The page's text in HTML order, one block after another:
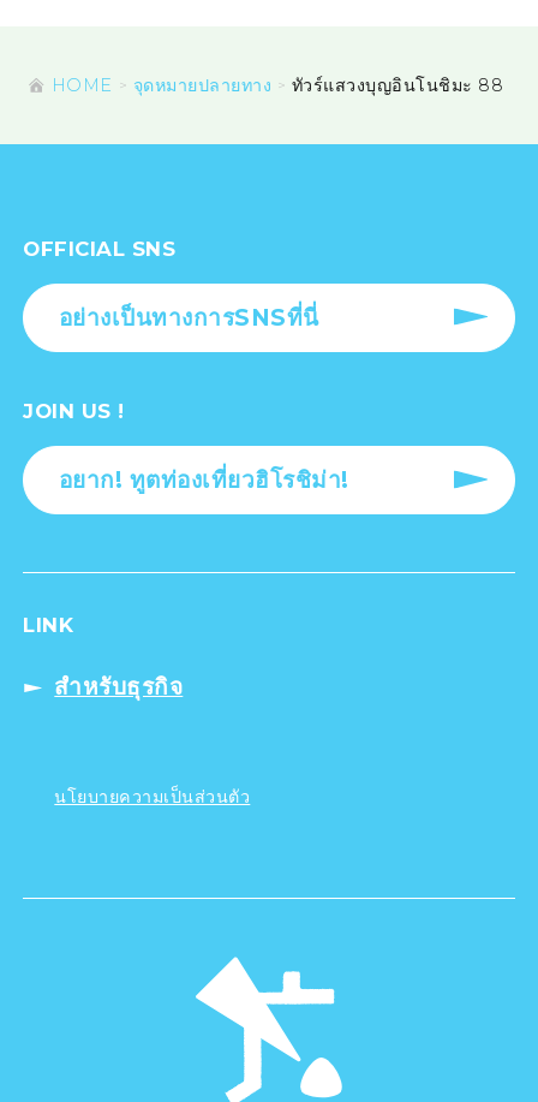
HOME จุดหมายปลายทาง ทัวร์แสวงบุญอินโนชิมะ 88
OFFICIAL SNS
อย่างเป็นทางการSNSที่นี่
JOIN US !
อยาก! ทูตท่องเที่ยวฮิโรชิม่า!
LINK
สำหรับธุรกิจ
นโยบายความเป็นส่วนตัว